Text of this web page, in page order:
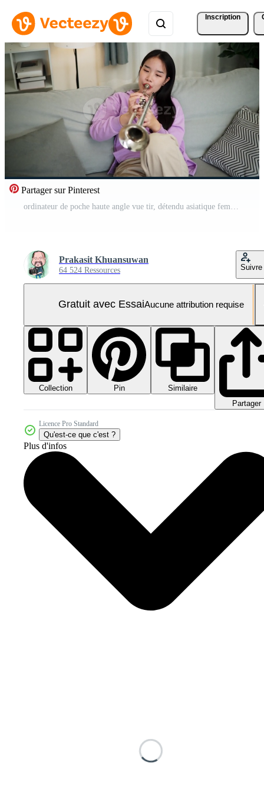
Inscription
Partager sur Pinterest
Prakasit Khuansuwan
64 524 Ressources Suivre
Gratuit avec EssaiAucune attribution requise
Collection Pin
Similaire
Partager
Licence Pro Standard
Qu'est-ce que c'est ?
Plus d'infos